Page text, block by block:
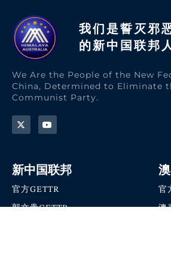
我们是誓灭邪
的新中国联邦
We Are the People of the New
China, Determined to Eliminate
Communist Party.
新中国联邦
官方GETTR
郭文贵GETTR
官
澳